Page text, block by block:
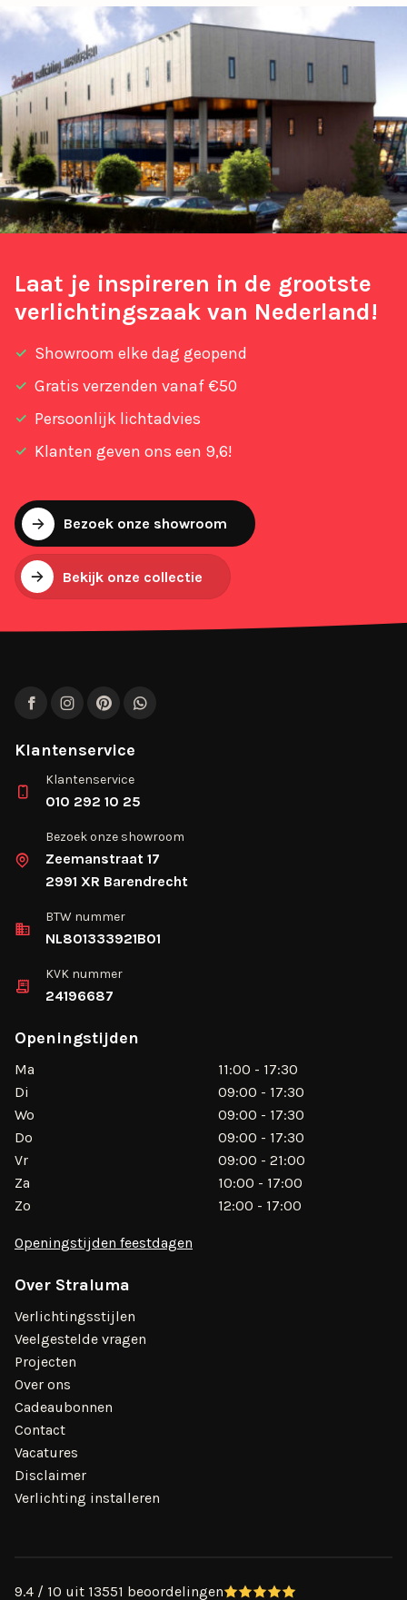
Laat je inspireren in de grootste
verlichtingszaak van Nederland!
Showroom elke dag geopend
Gratis verzenden vanaf €50
Persoonlijk lichtadvies
Klanten geven ons een 9,6!
Bezoek onze showroom
Bekijk onze collectie
FacebookInstagram
PinterestWhatsApp
Klantenservice
Klantenservice
010 292 10 25
Bezoek onze showroom
Zeemanstraat 17
2991 XR Barendrecht
BTW nummer
NL801333921B01
KVK nummer
24196687
Openingstijden
Ma
11:00 - 17:30
Di
09:00 - 17:30
Wo
09:00 - 17:30
Do
09:00 - 17:30
Vr
09:00 - 21:00
Za
10:00 - 17:00
Zo
12:00 - 17:00
Openingstijden feestdagen
Over Straluma
Verlichtingsstijlen
Veelgestelde vragen
Projecten
Over ons
Cadeaubonnen
Contact
Vacatures
Disclaimer
Verlichting installeren
9.4 / 10 uit 13551 beoordelingen